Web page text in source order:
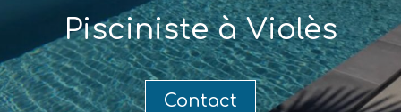
Pisciniste à Violès
Contact